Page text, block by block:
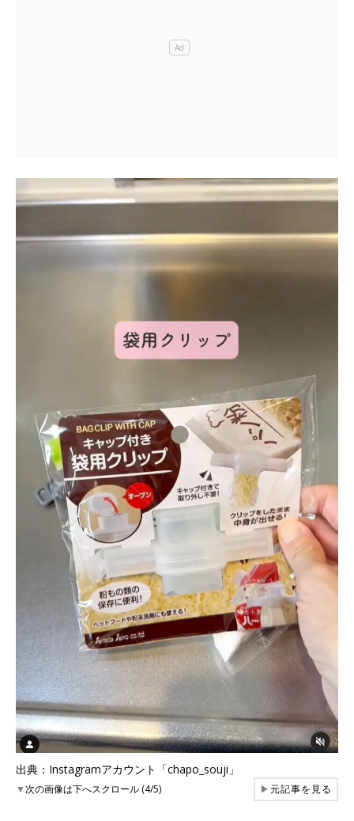
出典：Instagramアカウント「chapo_souji」
▼次の画像は下へスクロール (4/5) ▶元記事を見る